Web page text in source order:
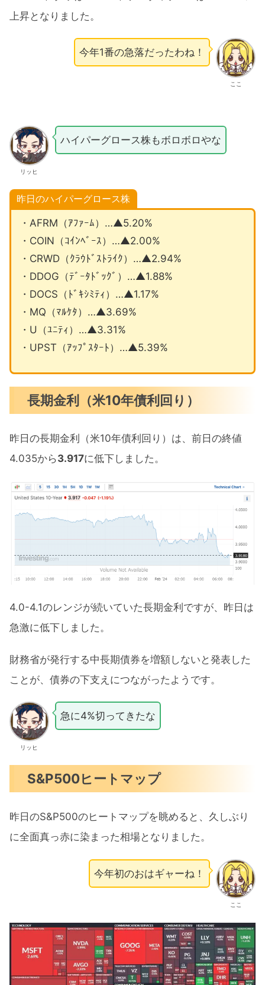
上昇となりました。
ここ
今年1番の急落だったわね！
リッヒ
ハイパーグロース株もボロボロやな
昨日のハイパーグロース株
・AFRM（ｱﾌｧｰﾑ）…▲5.20%
・COIN（ｺｲﾝﾍﾞｰｽ）…▲2.00%
・CRWD（ｸﾗｳﾄﾞｽﾄﾗｲｸ）…▲2.94%
・DDOG（ﾃﾞｰﾀﾄﾞｯｸﾞ）…▲1.88%
・DOCS（ﾄﾞｷｼﾐﾃｨ）…▲1.17%
・MQ（ﾏﾙｹﾀ）…▲3.69%
・U（ﾕﾆﾃｨ）…▲3.31%
・UPST（ｱｯﾌﾟｽﾀｰﾄ）…▲5.39%
長期金利（米10年債利回り）
昨日の長期金利（米10年債利回り）は、前日の終値
4.035から3.917に低下しました。
4.0-4.1のレンジが続いていた長期金利ですが、昨日は
急激に低下しました。
財務省が発行する中長期債券を増額しないと発表した
ことが、債券の下支えにつながったようです。
リッヒ
急に4%切ってきたな
S&P500ヒートマップ
昨日のS&P500のヒートマップを眺めると、久しぶり
に全面真っ赤に染まった相場となりました。
ここ
今年初のおはギャーね！